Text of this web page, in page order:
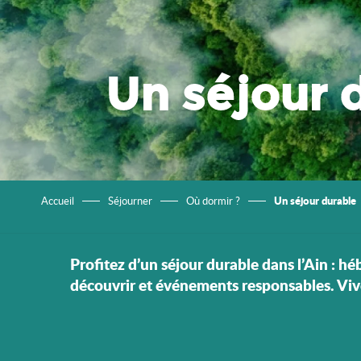
Un séjour
Accueil Séjourner Où dormir ? Un séjour durable
Profitez d’un séjour durable dans l’Ain :
découvrir et événements responsables.